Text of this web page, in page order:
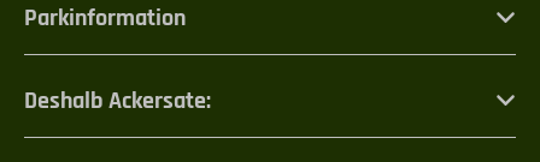
Parkinformation
Deshalb Ackersate: